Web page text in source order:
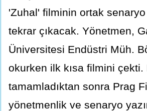
'Zuhal' filminin ortak senaryo
tekrar çıkacak. Yönetmen,
Üniversitesi Endüstri Müh.
okurken ilk kısa filmini çekti.
tamamladıktan sonra Prag
yönetmenlik ve senaryo